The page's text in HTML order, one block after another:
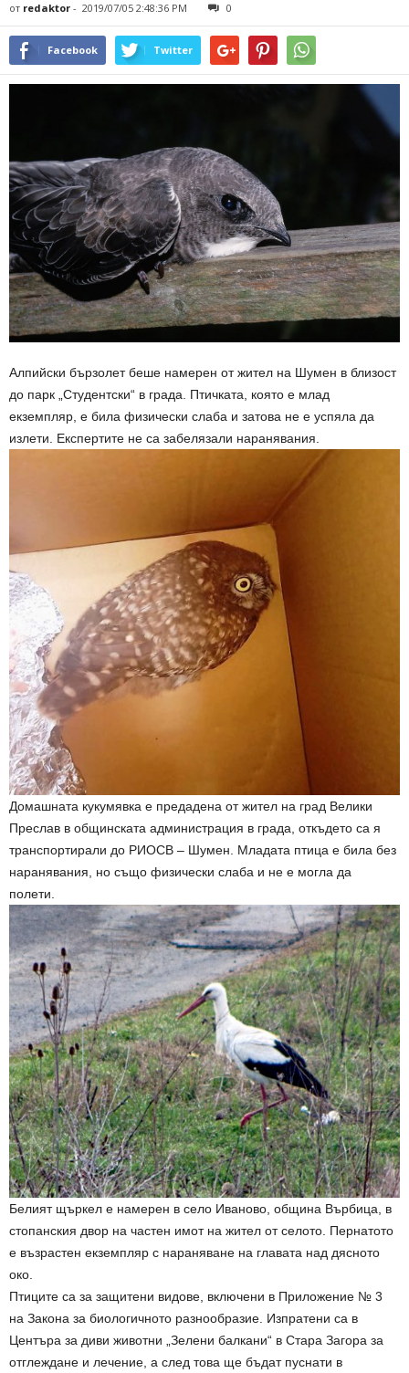
от redaktor - 2019/07/05 2:48:36 PM 0
Facebook Twitter
Алпийски бързолет беше намерен от жител на Шумен в близост
до парк „Студентски“ в града. Птичката, която е млад
екземпляр, е била физически слаба и затова не е успяла да
излети. Експертите не са забелязали наранявания.
Домашната кукумявка е предадена от жител на град Велики
Преслав в общинската администрация в града, откъдето са я
транспортирали до РИОСВ – Шумен. Младата птица е била без
наранявания, но също физически слаба и не е могла да
полети.
Белият щъркел е намерен в село Иваново, община Върбица, в
стопанския двор на частен имот на жител от селото. Пернатото
е възрастен екземпляр с нараняване на главата над дясното
око.
Птиците са за защитени видове, включени в Приложение № 3
на Закона за биологичното разнообразие. Изпратени са в
Центъра за диви животни „Зелени балкани“ в Стара Загора за
отглеждане и лечение, а след това ще бъдат пуснати в